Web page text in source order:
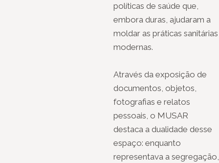
políticas de saúde que,
embora duras, ajudaram a
moldar as práticas sanitárias
modernas.
Através da exposição de
documentos, objetos,
fotografias e relatos
pessoais, o MUSAR
destaca a dualidade desse
espaço: enquanto
representava a segregação,